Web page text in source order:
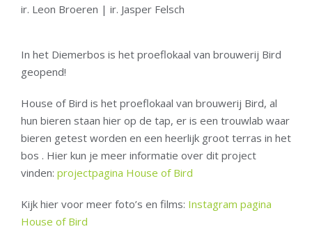
ir. Leon Broeren | ir. Jasper Felsch
In het Diemerbos is het proeflokaal van brouwerij Bird
geopend!
House of Bird is het proeflokaal van brouwerij Bird, al
hun bieren staan hier op de tap, er is een trouwlab waar
bieren getest worden en een heerlijk groot terras in het
bos . Hier kun je meer informatie over dit project
vinden: projectpagina House of Bird
Kijk hier voor meer foto’s en films: Instagram pagina
House of Bird